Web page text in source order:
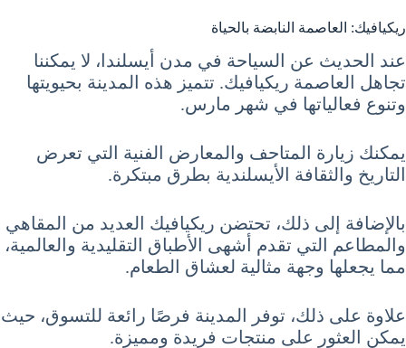
ريكيافيك: العاصمة النابضة بالحياة
عند الحديث عن السياحة في مدن أيسلندا، لا يمكننا
تجاهل العاصمة ريكيافيك. تتميز هذه المدينة بحيويتها
وتنوع فعالياتها في شهر مارس.
يمكنك زيارة المتاحف والمعارض الفنية التي تعرض
التاريخ والثقافة الأيسلندية بطرق مبتكرة.
بالإضافة إلى ذلك، تحتضن ريكيافيك العديد من المقاهي
والمطاعم التي تقدم أشهى الأطباق التقليدية والعالمية،
مما يجعلها وجهة مثالية لعشاق الطعام.
علاوة على ذلك، توفر المدينة فرصًا رائعة للتسوق، حيث
يمكن العثور على منتجات فريدة ومميزة.